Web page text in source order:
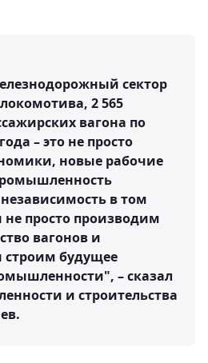
сектор
2 565
вагона по
– это не просто
новые рабочие
в том
просто производим
вагонов и
будущее
– сказал
и строительства